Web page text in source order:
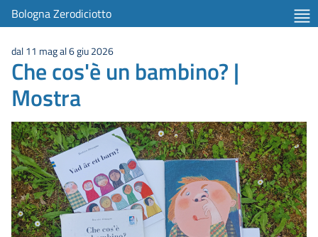
Bologna Zerodiciotto
dal 11 mag al 6 giu 2026
Che cos'è un bambino? |
Mostra